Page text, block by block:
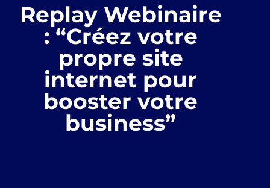
Replay Webinaire
: “Créez votre
propre site
internet pour
booster votre
business”